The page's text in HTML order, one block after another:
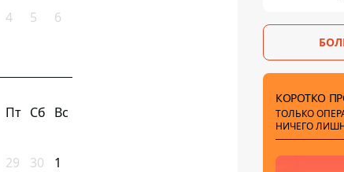
4 5 6
Пт Сб Вс
29 30 1
КОРОТКО
ТОЛЬКО
НИЧЕГО